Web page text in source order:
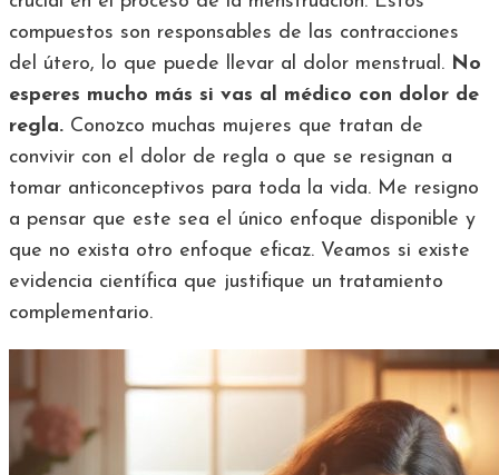
compuestos son responsables de las contracciones
del útero, lo que puede llevar al dolor menstrual. No
esperes mucho más si vas al médico con dolor de
regla. Conozco muchas mujeres que tratan de
convivir con el dolor de regla o que se resignan a
tomar anticonceptivos para toda la vida. Me resigno
a pensar que este sea el único enfoque disponible y
que no exista otro enfoque eficaz. Veamos si existe
evidencia científica que justifique un tratamiento
complementario.